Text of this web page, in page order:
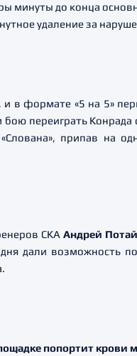
минуты до конца
удаление за
в формате «5 на 5»
переиграть
припав на
СКА Андрей
дали возможность
попортит